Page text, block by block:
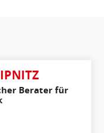
Berater für